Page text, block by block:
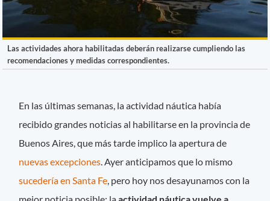
Las actividades ahora habilitadas deberán realizarse cumpliendo las
recomendaciones y medidas correspondientes.
En las últimas semanas, la actividad náutica había
recibido grandes noticias al habilitarse en la provincia de
Buenos Aires, que más tarde implico la apertura de
nuevas excepciones . Ayer anticipamos que lo mismo
sucedería en Santa Fe , pero hoy nos desayunamos con la